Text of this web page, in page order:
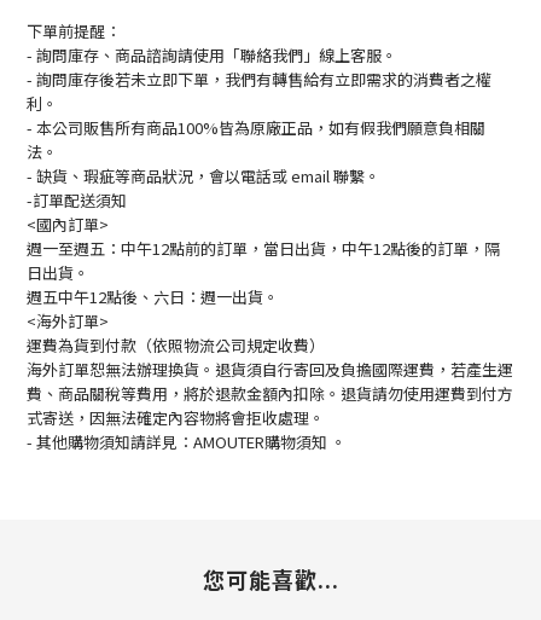
下單前提醒：
- 詢問庫存、商品諮詢請使用「聯絡我們」線上客服。
- 詢問庫存後若未立即下單，我們有轉售給有立即需求的消費者之權
利。
- 本公司販售所有商品100%皆為原廠正品，如有假我們願意負相關
法。
- 缺貨、瑕疵等商品狀況，會以電話或 email 聯繫。
-訂單配送須知
<國內訂單>
週一至週五：中午12點前的訂單，當日出貨，中午12點後的訂單，隔
日出貨。
週五中午12點後、六日：週一出貨。
<海外訂單>
運費為貨到付款（依照物流公司規定收費）
海外訂單恕無法辦理換貨。退貨須自行寄回及負擔國際運費，若產生運
費、商品關稅等費用，將於退款金額內扣除。退貨請勿使用運費到付方
式寄送，因無法確定內容物將會拒收處理。
- 其他購物須知請詳見： AMOUTER購物須知 。
您可能喜歡...